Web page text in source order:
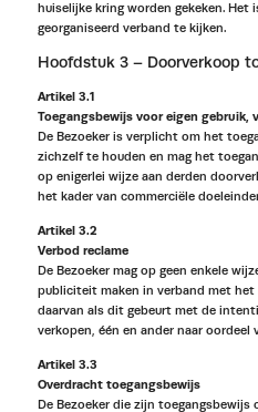
huiselijke kring worden gekeken. Het
georganiseerd verband te kijken.
Hoofdstuk 3 – Doorverkoop
Artikel 3.1
Toegangsbewijs voor eigen gebruik,
De Bezoeker is verplicht om het
zichzelf te houden en mag het
op enigerlei wijze aan derden
het kader van commerciële
Artikel 3.2
Verbod reclame
De Bezoeker mag op geen enkele
publiciteit maken in verband met het
daarvan als dit gebeurt met de
verkopen, één en ander naar oordeel
Artikel 3.3
Overdracht toegangsbewijs
De Bezoeker die zijn